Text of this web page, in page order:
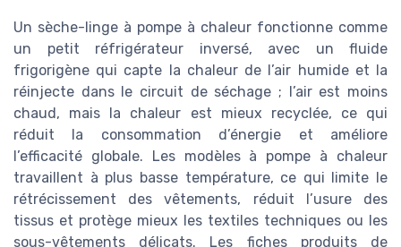
Un sèche-linge à pompe à chaleur fonctionne comme
un petit réfrigérateur inversé, avec un fluide
frigorigène qui capte la chaleur de l’air humide et la
réinjecte dans le circuit de séchage ; l’air est moins
chaud, mais la chaleur est mieux recyclée, ce qui
réduit la consommation d’énergie et améliore
l’efficacité globale. Les modèles à pompe à chaleur
travaillent à plus basse température, ce qui limite le
rétrécissement des vêtements, réduit l’usure des
tissus et protège mieux les textiles techniques ou les
sous-vêtements délicats. Les fiches produits de